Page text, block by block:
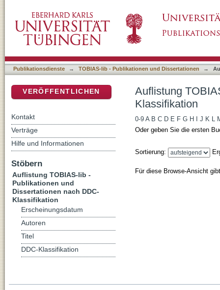
Publikationsdienste → TOBIAS-lib - Publikationen und Dissertationen →
Auflistung
Klassifikation
0-9 A B C D E F G H J K L
Oder geben Sie die ersten
Sortierung:
Für diese Browse-Ansicht
VERÖFFENTLICHEN
Kontakt
Verträge
Hilfe und Informationen
Stöbern
Auflistung TOBIAS-lib -
Publikationen und
Dissertationen nach DDC-
Klassifikation
Erscheinungsdatum
Autoren
Titel
DDC-Klassifikation